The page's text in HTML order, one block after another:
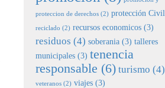
proteccion de derechos (2) protección Civil
reciclado (2) recursos economicos (3)
residuos (4) soberania (3) talleres
municipales (3) tenencia
responsable (6) turismo (4)
veteranos (2) viajes (3)